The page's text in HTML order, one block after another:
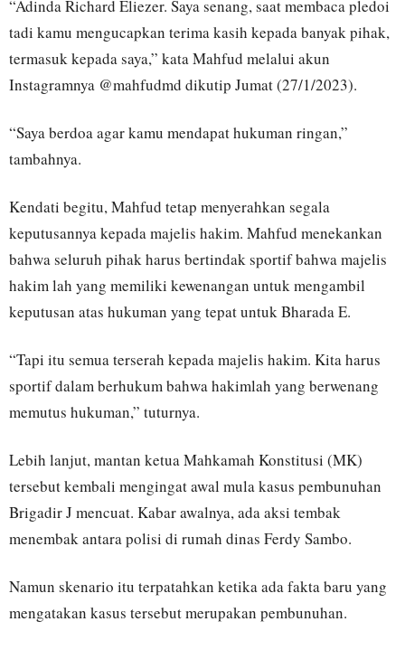
“Adinda Richard Eliezer. Saya senang, saat membaca pledoi
tadi kamu mengucapkan terima kasih kepada banyak pihak,
termasuk kepada saya,” kata Mahfud melalui akun
Instagramnya @mahfudmd dikutip Jumat (27/1/2023).
“Saya berdoa agar kamu mendapat hukuman ringan,”
tambahnya.
Kendati begitu, Mahfud tetap menyerahkan segala
keputusannya kepada majelis hakim. Mahfud menekankan
bahwa seluruh pihak harus bertindak sportif bahwa majelis
hakim lah yang memiliki kewenangan untuk mengambil
keputusan atas hukuman yang tepat untuk Bharada E.
“Tapi itu semua terserah kepada majelis hakim. Kita harus
sportif dalam berhukum bahwa hakimlah yang berwenang
memutus hukuman,” tuturnya.
Lebih lanjut, mantan ketua Mahkamah Konstitusi (MK)
tersebut kembali mengingat awal mula kasus pembunuhan
Brigadir J mencuat. Kabar awalnya, ada aksi tembak
menembak antara polisi di rumah dinas Ferdy Sambo.
Namun skenario itu terpatahkan ketika ada fakta baru yang
mengatakan kasus tersebut merupakan pembunuhan.